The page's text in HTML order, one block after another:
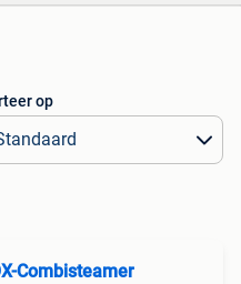
op
Combisteamer